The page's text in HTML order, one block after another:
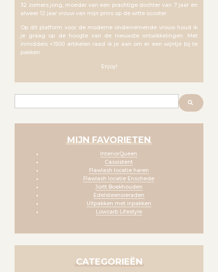
32 zomers jong, moeder van een prachtige dochter van 7 jaar en
alweer 12 jaar vrouw van mijn prins op de witte scooter.
Op dit platform voor de moderne ondernemende vrouw houd ik
je graag op de hoogte van de nieuwste ontwikkelingen. Met
inmiddels +1500 artikelen raad ik je aan om er een wijntje bij te
pakken.
Enjoy!
MIJN FAVORIETEN
InteriorQueen
Cassistent
Flawlash locatie haren
Flawlash locatie Enschede
Jortt Boekhouden
Edelsteensieraden
Uitpakken met inpakken
Lowcarb Lifestyle
CATEGORIEËN